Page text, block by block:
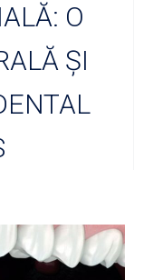
O
ȘI